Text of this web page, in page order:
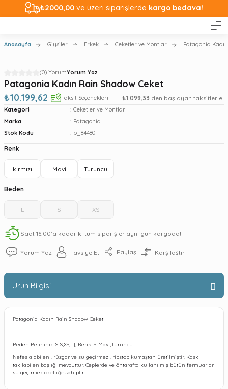
₺2000,00 ve üzeri siparişlerde kargo bedava!
Anasayfa Giysiler Erkek Ceketler ve Montlar Patagonia
(0) YorumYorum Yaz
Patagonia Kadın Rain Shadow Ceket
₺10.199,62
Taksit Seçenekleri ₺1.099,33 den başlayan taksitlerle!
Kategori
Ceketler ve Montlar
Marka
Patagonia
Stok Kodu
b_84480
Renk
kırmızı Mavi Turuncu
Beden
L S XS
Saat 16:00’a kadar ki tüm siparişler aynı gün kargoda!
Yorum Yaz Tavsiye Et Paylaş Karşılaştır
Ürün Bilgisi
Patagonia Kadın Rain Shadow Ceket
Beden Belirtiniz: S[S,XS,L]; Renk: S[Mavi,Turuncu]
Nefes alabilen , rüzgar ve su geçirmez , ripstop kumaştan üretilmiştir. Kask
takılabilen başlığı mevcuttur. Ceplerde ve öntarafta kullanılmış bütün fermuarlar
su geçirmez özelliğe sahiptir .